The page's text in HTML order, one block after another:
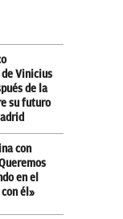
Vinicius
de la
su futuro
con
en el
él»